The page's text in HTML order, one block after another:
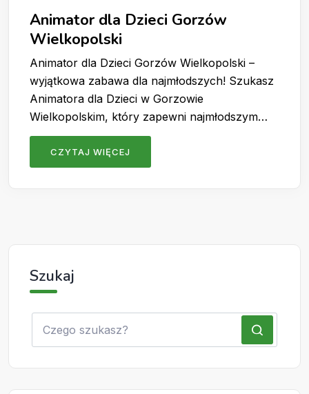
Animator dla Dzieci Gorzów
Wielkopolski
Animator dla Dzieci Gorzów Wielkopolski –
wyjątkowa zabawa dla najmłodszych! Szukasz
Animatora dla Dzieci w Gorzowie
Wielkopolskim, który zapewni najmłodszym…
CZYTAJ WIĘCEJ
Szukaj